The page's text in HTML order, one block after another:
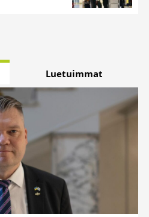
Luetuimmat